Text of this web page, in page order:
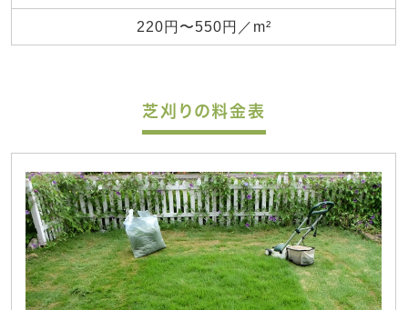
220円〜550円／m²
芝刈りの料金表